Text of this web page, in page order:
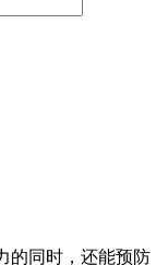
的同时，还能预防